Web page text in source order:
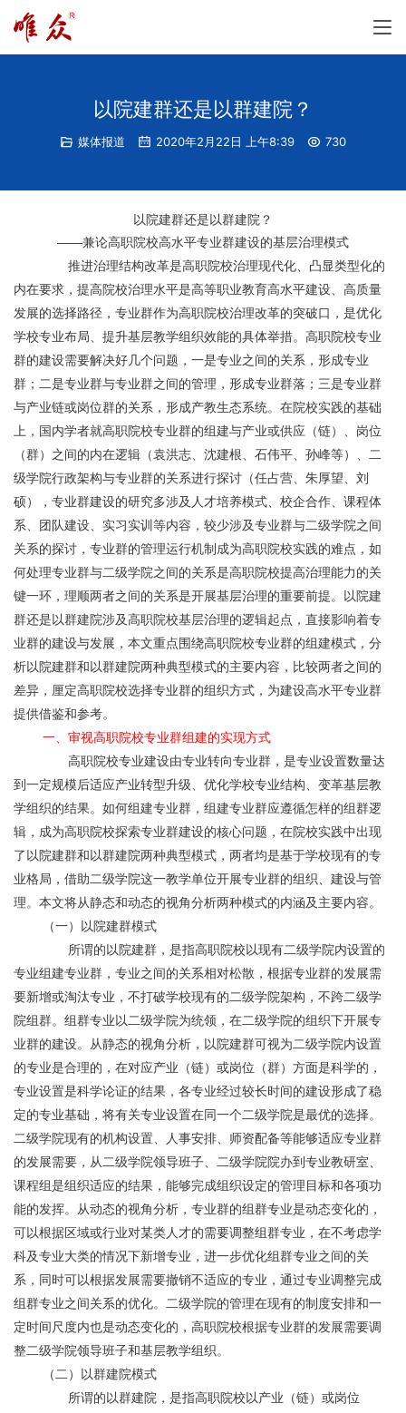
以院建群还是以群建院？
媒体报道 2020年2月22日 上午8:39 730
以院建群还是以群建院？
——兼论高职院校高水平专业群建设的基层治理模式
内在要求，提高院校治理水平是高等职业教育高水平建设、高质量
发展的选择路径，专业群作为高职院校治理改革的突破口，是优化
学校专业布局、提升基层教学组织效能的具体举措。高职院校专业
群的建设需要解决好几个问题，一是专业之间的关系，形成专业
群；二是专业群与专业群之间的管理，形成专业群落；三是专业群
与产业链或岗位群的关系，形成产教生态系统。在院校实践的基础
上，国内学者就高职院校专业群的组建与产业或供应（链）、岗位
（群）之间的内在逻辑（袁洪志、沈建根、石伟平、孙峰等）、二
级学院行政架构与专业群的关系进行探讨（任占营、朱厚望、刘
硕），专业群建设的研究多涉及人才培养模式、校企合作、课程体
系、团队建设、实习实训等内容，较少涉及专业群与二级学院之间
关系的探讨，专业群的管理运行机制成为高职院校实践的难点，如
何处理专业群与二级学院之间的关系是高职院校提高治理能力的关
键一环，理顺两者之间的关系是开展基层治理的重要前提。以院建
群还是以群建院涉及高职院校基层治理的逻辑起点，直接影响着专
业群的建设与发展，本文重点围绕高职院校专业群的组建模式，分
析以院建群和以群建院两种典型模式的主要内容，比较两者之间的
差异，厘定高职院校选择专业群的组织方式，为建设高水平专业群
提供借鉴和参考。
一、审视高职院校专业群组建的实现方式
到一定规模后适应产业转型升级、优化学校专业结构、变革基层教
学组织的结果。如何组建专业群，组建专业群应遵循怎样的组群逻
辑，成为高职院校探索专业群建设的核心问题，在院校实践中出现
了以院建群和以群建院两种典型模式，两者均是基于学校现有的专
业格局，借助二级学院这一教学单位开展专业群的组织、建设与管
理。本文将从静态和动态的视角分析两种模式的内涵及主要内容。
	（一）以院建群模式
专业组建专业群，专业之间的关系相对松散，根据专业群的发展需
要新增或淘汰专业，不打破学校现有的二级学院架构，不跨二级学
院组群。组群专业以二级学院为统领，在二级学院的组织下开展专
业群的建设。从静态的视角分析，以院建群可视为二级学院内设置
的专业是合理的，在对应产业（链）或岗位（群）方面是科学的，
专业设置是科学论证的结果，各专业经过较长时间的建设形成了稳
定的专业基础，将有关专业设置在同一个二级学院是最优的选择。
二级学院现有的机构设置、人事安排、师资配备等能够适应专业群
的发展需要，从二级学院领导班子、二级学院院办到专业教研室、
课程组是组织适应的结果，能够完成组织设定的管理目标和各项功
能的发挥。从动态的视角分析，专业群的组群专业是动态变化的，
可以根据区域或行业对某类人才的需要调整组群专业，在不考虑学
科及专业大类的情况下新增专业，进一步优化组群专业之间的关
系，同时可以根据发展需要撤销不适应的专业，通过专业调整完成
组群专业之间关系的优化。二级学院的管理在现有的制度安排和一
定时间尺度内也是动态变化的，高职院校根据专业群的发展需要调
整二级学院领导班子和基层教学组织。
	（二）以群建院模式